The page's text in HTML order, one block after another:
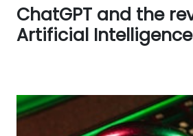
ChatGPT and the
Artificial